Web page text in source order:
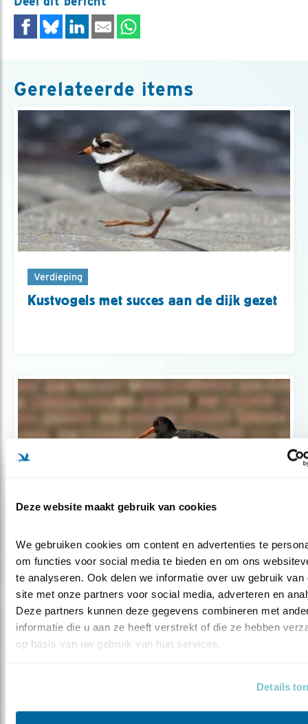
Deze website maakt gebruik van cookies
We gebruiken cookies om content en advertenties te
om functies voor social media te bieden en om ons
te analyseren. Ook delen we informatie over uw gebruik van
site met onze partners voor social media, adverteren en
Deze partners kunnen deze gegevens combineren met
informatie die u aan ze heeft verstrekt of die ze hebben
op basis van uw gebruik van hun services.
Details
Gerelateerde items
Verdieping
Kustvogels met succes aan de dijk gezet
Verdieping
Helpt kunstnest scholeksters op het
dak?